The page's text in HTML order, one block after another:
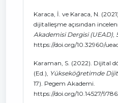
Karaca, İ. ve Karaca, N.
dijitalleşme açısından
Akademisi Dergisi (UEAD),
https://doi.org/10.32960/
Karaman, S. (2022). Dijital
(Ed.), Yükseköğretimde
17). Pegem Akademi.
https://doi.org/10.14527/